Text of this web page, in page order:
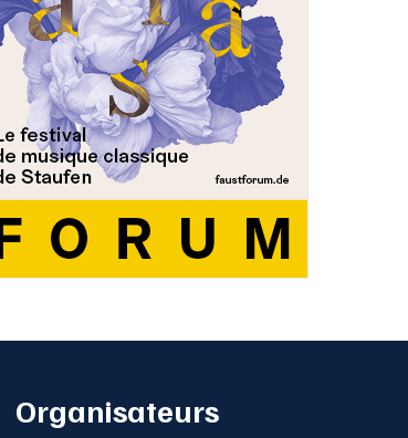
Organisateurs